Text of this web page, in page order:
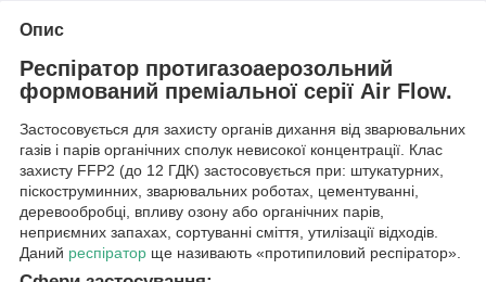
Опис
Респіратор протигазоаерозольний
формований преміальної серії Air Flow.
Застосовується для захисту органів дихання від зварювальних
газів і парів органічних сполук невисокої концентрації. Клас
захисту FFP2 (до 12 ГДК) застосовується при: штукатурних,
піскоструминних, зварювальних роботах, цементуванні,
деревообробці, впливу озону або органічних парів,
неприємних запахах, сортуванні сміття, утилізації відходів.
Даний респіратор ще називають «протипиловий респіратор».